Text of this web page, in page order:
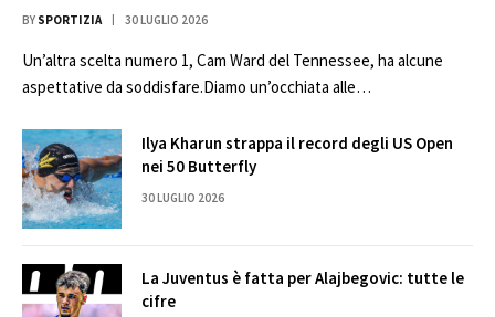
BY SPORTIZIA 30 LUGLIO 2026
Un’altra scelta numero 1, Cam Ward del Tennessee, ha alcune
aspettative da soddisfare.Diamo un’occhiata alle…
Ilya Kharun strappa il record degli US Open
nei 50 Butterfly
30 LUGLIO 2026
La Juventus è fatta per Alajbegovic: tutte le
cifre